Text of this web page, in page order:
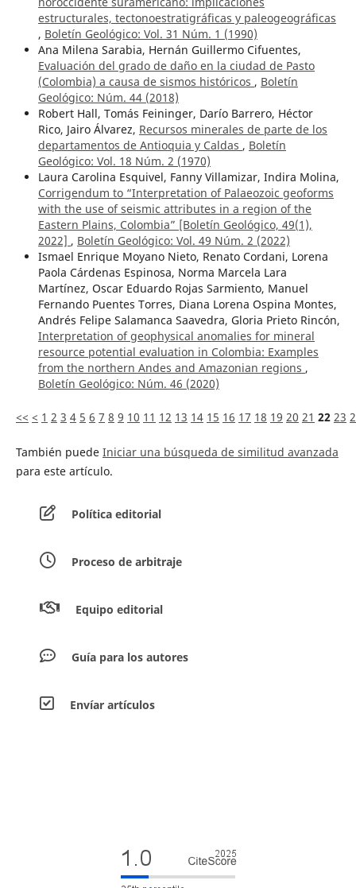
estructurales, tectonoestratigráficas y paleogeográficas
, Boletín Geológico: Vol. 31 Núm. 1 (1990)
Ana Milena Sarabia, Hernán Guillermo Cifuentes,
Evaluación del grado de daño en la ciudad de Pasto
(Colombia) a causa de sismos históricos , Boletín
Geológico: Núm. 44 (2018)
Robert Hall, Tomás Feininger, Darío Barrero, Héctor
Rico, Jairo Álvarez, Recursos minerales de parte de los
departamentos de Antioquia y Caldas , Boletín
Geológico: Vol. 18 Núm. 2 (1970)
Laura Carolina Esquivel, Fanny Villamizar, Indira Molina,
Corrigendum to “Interpretation of Palaeozoic geoforms
with the use of seismic attributes in a region of the
Eastern Plains, Colombia” [Boletín Geológico, 49(1),
2022] , Boletín Geológico: Vol. 49 Núm. 2 (2022)
Ismael Enrique Moyano Nieto, Renato Cordani, Lorena
Paola Cárdenas Espinosa, Norma Marcela Lara
Martínez, Oscar Eduardo Rojas Sarmiento, Manuel
Fernando Puentes Torres, Diana Lorena Ospina Montes,
Andrés Felipe Salamanca Saavedra, Gloria Prieto Rincón,
Interpretation of geophysical anomalies for mineral
resource potential evaluation in Colombia: Examples
from the northern Andes and Amazonian regions ,
Boletín Geológico: Núm. 46 (2020)
<< < 1 2 3 4 5 6 7 8 9 10 11 12 13 14 15 16 17 18 19 20 21 22 23
También puede Iniciar una búsqueda de similitud avanzada
para este artículo.
Política editorial
Proceso de arbitraje
Equipo editorial
Guía para los autores
Envíar artículos